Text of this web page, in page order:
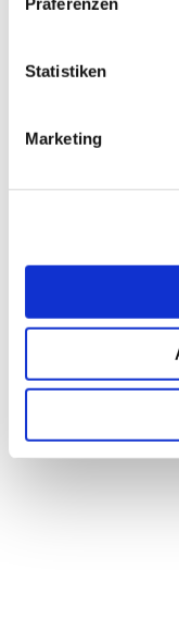
Statistiken
Marketing